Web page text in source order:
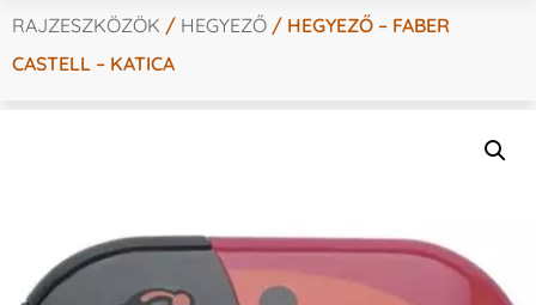
RAJZESZKÖZÖK / HEGYEZŐ / HEGYEZŐ – FABER
CASTELL – KATICA